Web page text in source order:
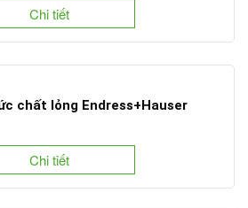
Chi tiết
chất lỏng Endress+Hauser
Chi tiết